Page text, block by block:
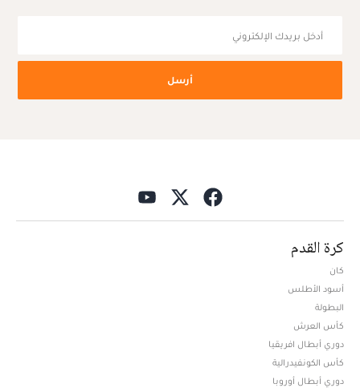
أرسل
كرة القدم
كان
أسود الأطلس
البطولة
كأس العرش
دوري أبطال افريقيا
كأس الكونفيدرالية
دوري أبطال أوروبا